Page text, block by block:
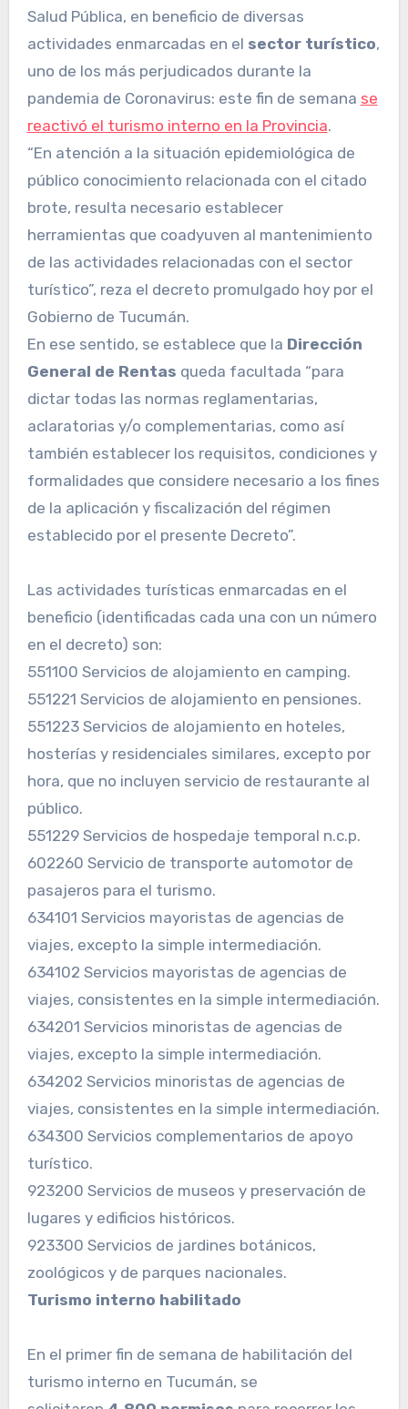
Salud Pública, en beneficio de diversas
actividades enmarcadas en el sector turístico,
uno de los más perjudicados durante la
pandemia de Coronavirus: este fin de semana se
reactivó el turismo interno en la Provincia.
“En atención a la situación epidemiológica de
público conocimiento relacionada con el citado
brote, resulta necesario establecer
herramientas que coadyuven al mantenimiento
de las actividades relacionadas con el sector
turístico”, reza el decreto promulgado hoy por el
Gobierno de Tucumán.
En ese sentido, se establece que la Dirección
General de Rentas queda facultada “para
dictar todas las normas reglamentarias,
aclaratorias y/o complementarias, como así
también establecer los requisitos, condiciones y
formalidades que considere necesario a los fines
de la aplicación y fiscalización del régimen
establecido por el presente Decreto”.
Las actividades turísticas enmarcadas en el
beneficio (identificadas cada una con un número
en el decreto) son:
551100 Servicios de alojamiento en camping.
551221 Servicios de alojamiento en pensiones.
551223 Servicios de alojamiento en hoteles,
hosterías y residenciales similares, excepto por
hora, que no incluyen servicio de restaurante al
público.
551229 Servicios de hospedaje temporal n.c.p.
602260 Servicio de transporte automotor de
pasajeros para el turismo.
634101 Servicios mayoristas de agencias de
viajes, excepto la simple intermediación.
634102 Servicios mayoristas de agencias de
viajes, consistentes en la simple intermediación.
634201 Servicios minoristas de agencias de
viajes, excepto la simple intermediación.
634202 Servicios minoristas de agencias de
viajes, consistentes en la simple intermediación.
634300 Servicios complementarios de apoyo
turístico.
923200 Servicios de museos y preservación de
lugares y edificios históricos.
923300 Servicios de jardines botánicos,
zoológicos y de parques nacionales.
Turismo interno habilitado
En el primer fin de semana de habilitación del
turismo interno en Tucumán, se